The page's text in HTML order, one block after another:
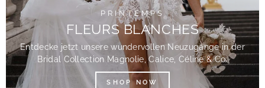
PRINTEMPS
FLEURS BLANCHES
Entdecke jetzt unsere wundervollen Neuzugänge in der
Bridal Collection Magnolie, Calice, Céline & Co.
SHOP NOW